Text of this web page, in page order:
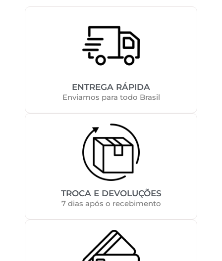
ENTREGA RÁPIDA
Enviamos para todo Brasil
TROCA E DEVOLUÇÕES
7 dias após o recebimento